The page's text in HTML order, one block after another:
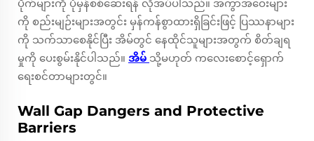
ပိုက်များကို ပုံမှန်စစ်ဆေးရန် လိုအပ်ပါသည်။ အကွာအဝေးများ
ကို စည်းမျဉ်းများအတွင်း မှန်ကန်စွာထားရှိခြင်းဖြင့် ပြဿနာများ
ကို သက်သာစေနိုင်ပြီး အိမ်တွင် နေထိုင်သူများအတွက် စိတ်ချရ
မှုကို ပေးစွမ်းနိုင်ပါသည်။ အိမ် သို့မဟုတ် ကလေးစောင့်ရှောက်
ရေးစင်တာများတွင်။
Wall Gap Dangers and Protective
Barriers